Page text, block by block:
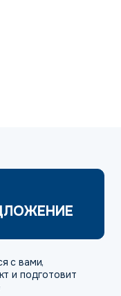
с вами,
и подготовит